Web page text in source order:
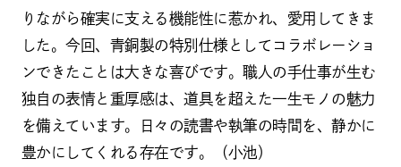
りながら確実に支える機能性に惹かれ、愛用してきま
した。今回、青銅製の特別仕様としてコラボレーショ
ンできたことは大きな喜びです。職人の手仕事が生む
独自の表情と重厚感は、道具を超えた一生モノの魅力
を備えています。日々の読書や執筆の時間を、静かに
豊かにしてくれる存在です。（小池）